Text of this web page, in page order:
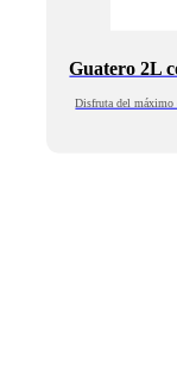
Guatero 2L
Disfruta del máximo